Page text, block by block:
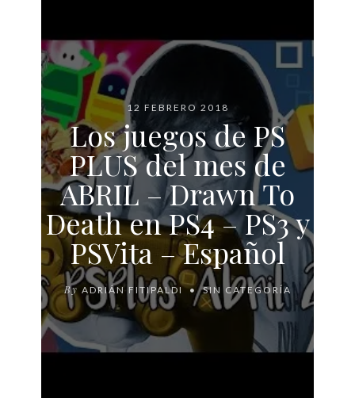
12 FEBRERO 2018
Los juegos de PS
PLUS del mes de
ABRIL – Drawn To
Death en PS4 – PS3 y
PSVita – Español
By ADRIÁN FITIPALDI SIN CATEGORÍA